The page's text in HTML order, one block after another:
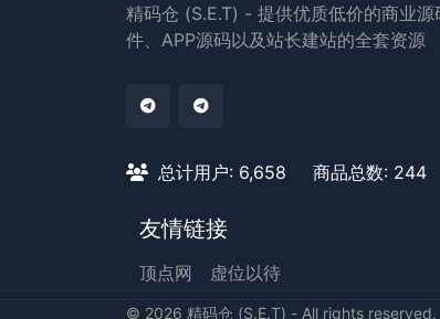
精码仓 (S.E.T) - 提供优质低价的商业
件、APP源码以及站长建站的全套资源
总计用户: 6,658 商品总数: 244
友情链接
顶点网 虚位以待
© 2026 精码仓 (S.E.T) - All rights reserved.